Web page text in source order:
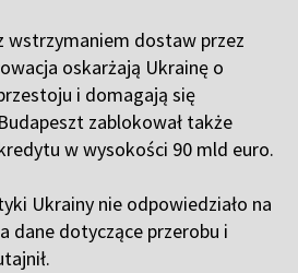
wstrzymaniem dostaw przez
oskarżają Ukrainę o
i domagają się
zablokował także
w wysokości 90 mld euro.
Ukrainy nie odpowiedziało na
dane dotyczące przerobu i